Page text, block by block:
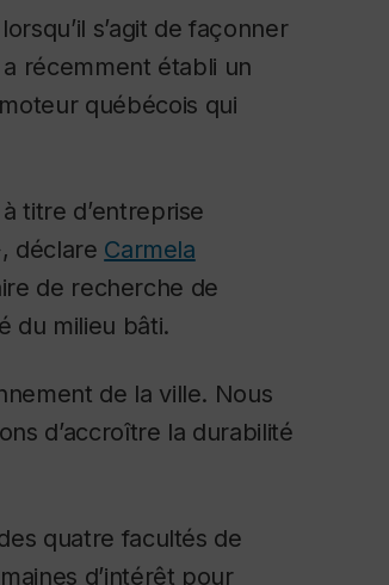
s’agit de façonner
a récemment établi un
québécois qui
titre d’entreprise
déclare Carmela
de recherche de
du milieu bâti.
de la ville. Nous
d’accroître la durabilité
quatre facultés de
d’intérêt pour